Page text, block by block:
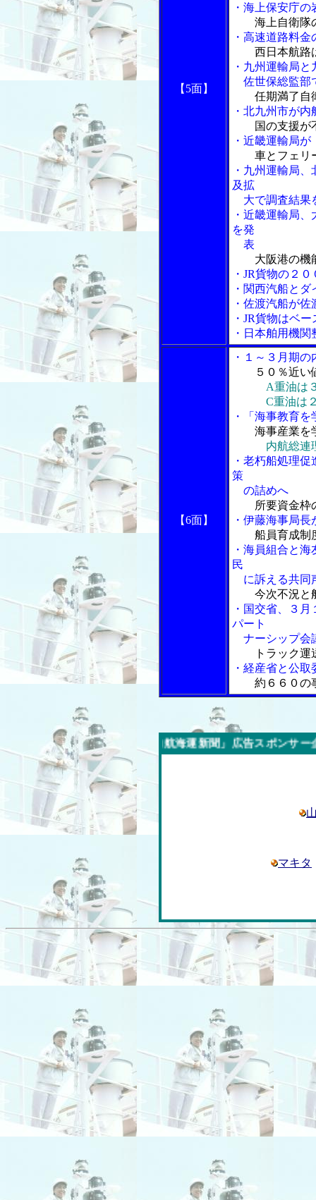
【5面】
・海上保安庁
海上自衛隊
・高速道路料
西日本航路
・九州運輸局
佐世保総監部
任期満了自
・北九州市が
国の支援が
・近畿運輸局
車とフェリ
・九州運輸局
及拡
大で調査結果
・近畿運輸局
を発
表
大阪港の機
・JR貨物の２
・関西汽船と
・佐渡汽船が
・JR貨物はベ
・日本舶用機
【6面】
・１～３月期
５０％近い
A重油は
C重油は２万
・「海事教育
海事産業を
内航総
・老朽船処理
策
の詰めへ
所要資金枠
・伊藤海事局
船員育成制
・海員組合と
民
に訴える共同
今次不況と
・国交省、３
パート
ナーシップ会
トラック
・経産省と公
約６６０の
今週の「内航海運新聞」広告スポンサー企業
マキタ